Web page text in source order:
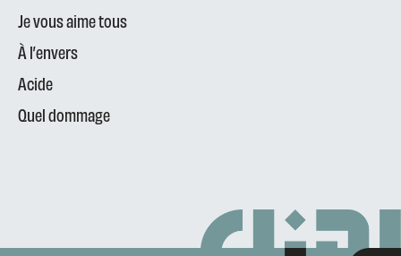
Je vous aime tous
À l’envers
Acide
Quel dommage